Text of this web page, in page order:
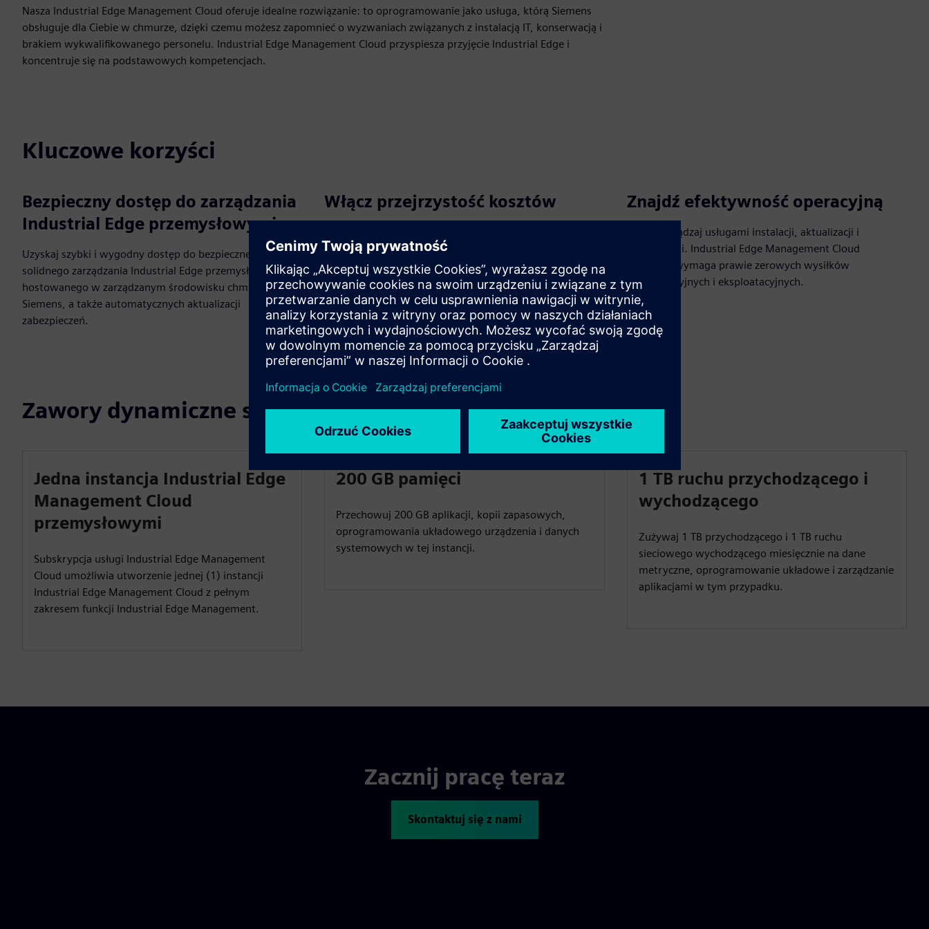
Nasza Industrial Edge Management Cloud oferuje idealne rozwiązanie: to oprogramowanie jako usługa, którą Siemens
obsługuje dla Ciebie w chmurze, dzięki czemu możesz zapomnieć o wyzwaniach związanych z instalacją IT, konserwacją i
brakiem wykwalifikowanego personelu. Industrial Edge Management Cloud przyspiesza przyjęcie Industrial Edge i
koncentruje się na podstawowych kompetencjach.
Kluczowe korzyści
Bezpieczny dostęp do zarządzania
Industrial Edge przemysłowymi
Uzyskaj szybki i wygodny dostęp do bezpiecznego i
solidnego zarządzania Industrial Edge przemysłowymi,
hostowanego w zarządzanym środowisku chmury
Siemens, a także automatycznych aktualizacji
zabezpieczeń.
Włącz przejrzystość kosztów
kosztom w chmurze Industrial Edge Management Cloud.
Znajdź efektywność operacyjną
Lepiej zarządzaj usługami instalacji, aktualizacji i
konserwacji. Industrial Edge Management Cloud
brzegiem wymaga prawie zerowych wysiłków
konserwacyjnych i eksploatacyjnych.
Zawory dynamiczne są
Jedna instancja Industrial Edge
Management Cloud
przemysłowymi
Subskrypcja usługi Industrial Edge Management
Cloud umożliwia utworzenie jednej (1) instancji
Industrial Edge Management Cloud z pełnym
zakresem funkcji Industrial Edge Management.
200 GB pamięci
Przechowuj 200 GB aplikacji, kopii zapasowych,
oprogramowania układowego urządzenia i danych
systemowych w tej instancji.
1 TB ruchu przychodzącego i
wychodzącego
Zużywaj 1 TB przychodzącego i 1 TB ruchu
sieciowego wychodzącego miesięcznie na dane
metryczne, oprogramowanie układowe i zarządzanie
aplikacjami w tym przypadku.
Zacznij pracę teraz
Skontaktuj się z nami